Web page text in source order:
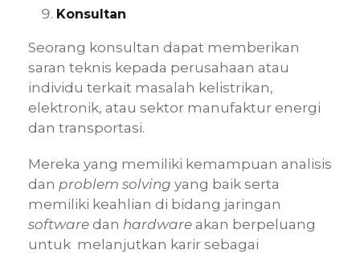
Konsultan
Seorang konsultan dapat memberikan
saran teknis kepada perusahaan atau
individu terkait masalah kelistrikan,
elektronik, atau sektor manufaktur energi
dan transportasi.
Mereka yang memiliki kemampuan analisis
dan problem solving yang baik serta
memiliki keahlian di bidang jaringan
software dan hardware akan berpeluang
untuk melanjutkan karir sebagai